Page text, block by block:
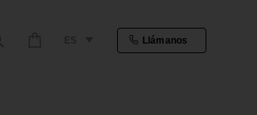
Llámanos